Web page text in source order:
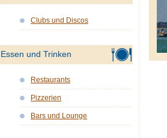
Clubs und Discos
Essen und Trinken
Restaurants
Pizzerien
Bars und Lounge